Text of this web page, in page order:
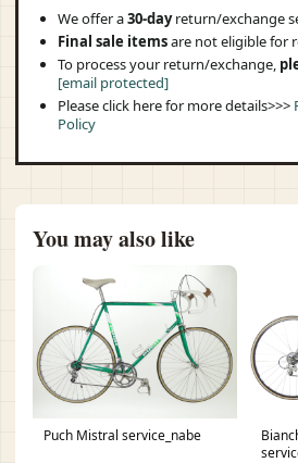
We offer a30-dayreturn/exchange
Final sale itemsare not eligible for
To process your return/exchange,
[email protected]
Please click here for more details>>>
Policy
You may also like
Puch Mistral service_nabe